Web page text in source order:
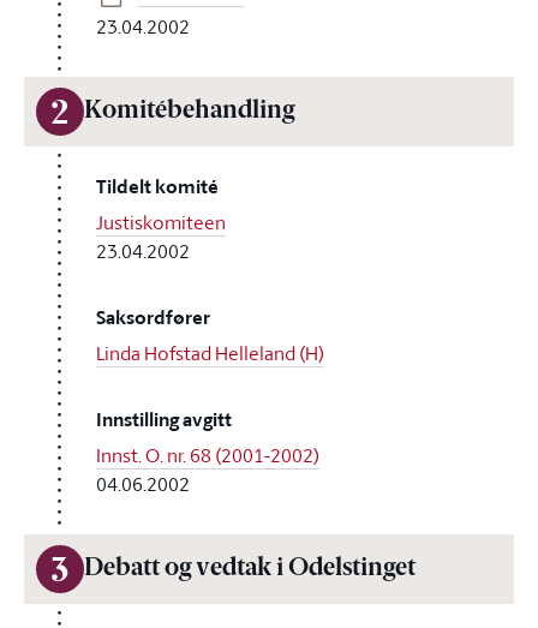
23.04.2002
2 Komitébehandling
Tildelt komité
Justiskomiteen
23.04.2002
Saksordfører
Linda Hofstad Helleland (H)
Innstilling avgitt
Innst. O. nr. 68 (2001-2002)
04.06.2002
3 Debatt og vedtak i Odelstinget